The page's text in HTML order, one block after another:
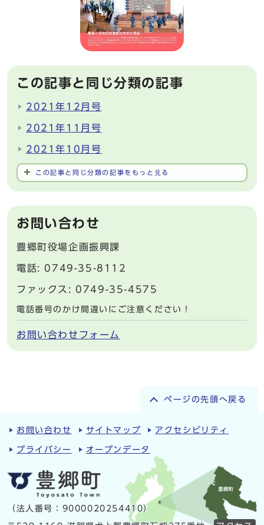
この記事と同じ分類の記事
2021年12月号
2021年11月号
2021年10月号
この記事と同じ分類の記事をもっと見る
お問い合わせ
豊郷町役場企画振興課
電話: 0749-35-8112
ファックス: 0749-35-4575
電話番号のかけ間違いにご注意ください！
お問い合わせフォーム
ページの先頭へ戻る
お問い合わせ サイトマップ アクセシビリティ
プライバシー オープンデータ
（法人番号：9000020254410）